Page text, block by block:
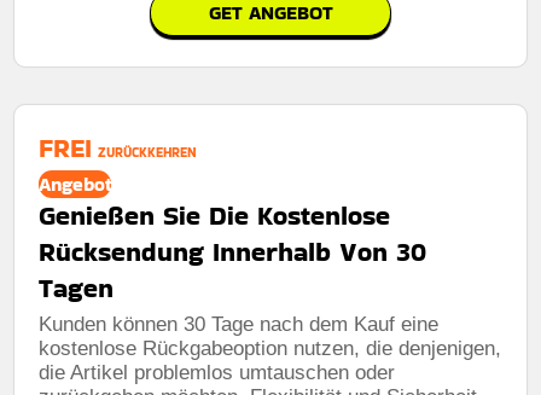
GET ANGEBOT
FREI ZURÜCKKEHREN
Angebot
Genießen Sie Die Kostenlose
Rücksendung Innerhalb Von 30
Tagen
Kunden können 30 Tage nach dem Kauf eine
kostenlose Rückgabeoption nutzen, die denjenigen,
die Artikel problemlos umtauschen oder